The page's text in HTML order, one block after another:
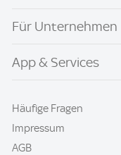
Für Unternehmen
App & Services
Häufige Fragen
Impressum
AGB